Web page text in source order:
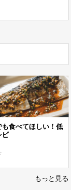
も食べてほしい！低
ピ
もっと見る